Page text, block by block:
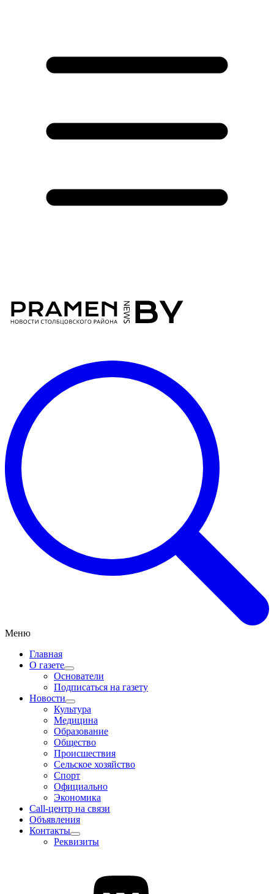
Меню
Главная
О газете
Основатели
Подписаться на газету
Новости
Культура
Медицина
Образование
Общество
Происшествия
Сельское хозяйство
Спорт
Официально
Экономика
Call-центр на связи
Объявления
Контакты
Реквизиты